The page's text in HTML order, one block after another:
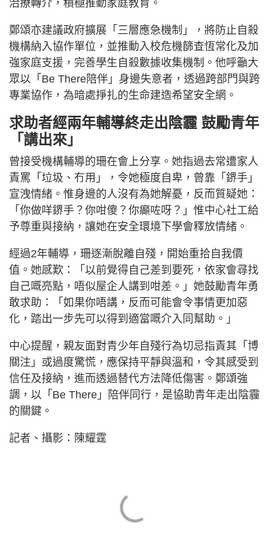
治療轉介，積極推動家庭教育。
鄭頌亦建議政府擴展「三層應急機制」，將防止自殺
機構納入協作單位，並推動入校危機篩查恆常化及加
強家庭支援，完善學生自殺數據收集機制。他呼籲大
眾以「Be There陪伴」身邊失意者，透過跨部門與跨
專業協作，為暗處掙扎的生命建造希望安全網。
求助者經兩年輔導終走出陰霾 鼓勵青年
「講出來」
曾接受機構輔導的珊在會上分享。她指過去常遭家人
責罵「垃圾、冇用」，令她極度自卑，曾靠「鎅手」
宣洩情緒。惟身邊的人沒有為她解憂，反而質疑她：
「你做咩鎅手？你咁傻？你癲咗呀？」惟中心社工給
予尊重與接納，讓她在安全環境下學會釋放情緒。
經過2年輔導，珊逐漸脫離自殘，開始重拾自我價
值。她感歎：「以前覺得自己差到要死，依家會尋找
自己嘅亮點，唔似屋企人講到咁差。」她鼓勵青年勇
敢求助：「如果你唔講，反而可能會令事情更加惡
化，踏出一步先可以得到適當嘅介入同幫助。」
中心提醒，親友面對青少年自殘行為切忌指責其「博
關注」或過度驚慌，應保持平靜與溫和，令其感受到
信任及接納，進而透過替代方法降低傷害。鄭頌強
調，以「Be There」陪伴同行，是協助青年走出陰霾
的關鍵。
記者、攝影：陳耀霆